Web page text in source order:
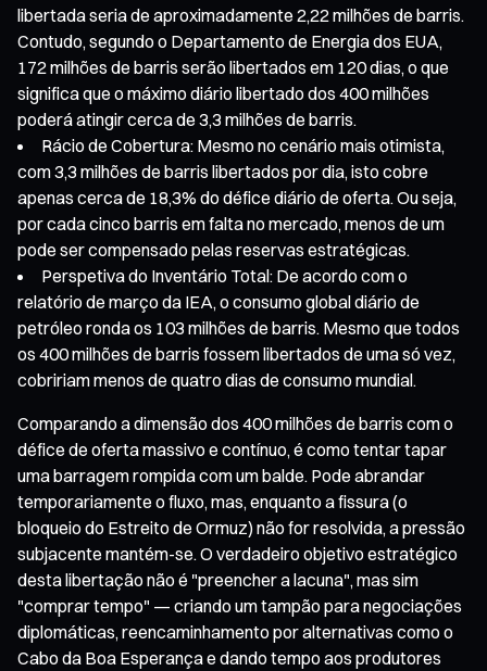
libertada seria de aproximadamente 2,22 milhões de barris.
Contudo, segundo o Departamento de Energia dos EUA,
172 milhões de barris serão libertados em 120 dias, o que
significa que o máximo diário libertado dos 400 milhões
poderá atingir cerca de 3,3 milhões de barris.
Rácio de Cobertura: Mesmo no cenário mais otimista,
com 3,3 milhões de barris libertados por dia, isto cobre
apenas cerca de 18,3% do défice diário de oferta. Ou seja,
por cada cinco barris em falta no mercado, menos de um
pode ser compensado pelas reservas estratégicas.
Perspetiva do Inventário Total: De acordo com o
relatório de março da IEA, o consumo global diário de
petróleo ronda os 103 milhões de barris. Mesmo que todos
os 400 milhões de barris fossem libertados de uma só vez,
cobririam menos de quatro dias de consumo mundial.
Comparando a dimensão dos 400 milhões de barris com o
défice de oferta massivo e contínuo, é como tentar tapar
uma barragem rompida com um balde. Pode abrandar
temporariamente o fluxo, mas, enquanto a fissura (o
bloqueio do Estreito de Ormuz) não for resolvida, a pressão
subjacente mantém-se. O verdadeiro objetivo estratégico
desta libertação não é "preencher a lacuna", mas sim
"comprar tempo" — criando um tampão para negociações
diplomáticas, reencaminhamento por alternativas como o
Cabo da Boa Esperança e dando tempo aos produtores